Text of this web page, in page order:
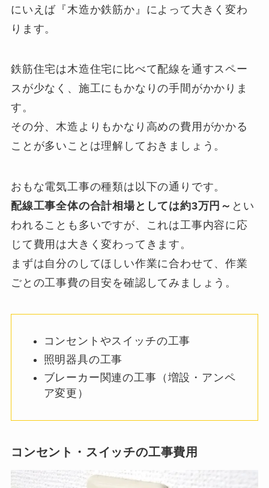
にいえば『木造か鉄筋か』によって大きく変わ
ります。
鉄筋住宅は木造住宅に比べて配線を通すスペー
スが少なく、施工にもかなりの手間がかかりま
す。
その分、木造よりもかなり高めの費用がかかる
ことが多いことは理解しておきましょう。
おもな電気工事の種類は以下の通りです。
配線工事全体の合計相場としては約3万円～ とい
われることも多いですが、これは工事内容に応
じて費用は大きく変わってきます。
まずは自分のしてほしい作業に合わせて、作業
ごとの工事費の目安を確認してみましょう。
コンセントやスイッチの工事
照明器具の工事
ブレーカー関連の工事（増設・アンペ
ア変更）
コンセント・スイッチの工事費用